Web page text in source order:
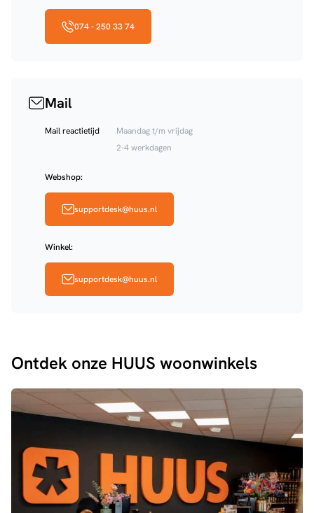
074 - 250 33 74
Mail
Mail reactietijd
Maandag t/m vrijdag
2-4 werkdagen
Webshop:
supportdesk@huus.nl
Winkel:
supportdesk@huus.nl
Ontdek onze HUUS woonwinkels